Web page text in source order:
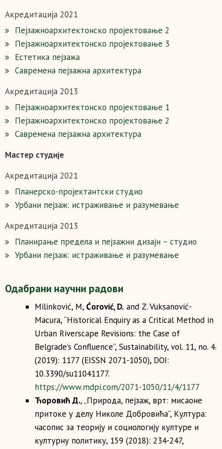
Акредитација 2021
Пејзажноархитектонско пројектовање 2
Пејзажноархитектонско пројектовање 3
Естетика пејзажа
Савремена пејзажна архитектура
Акредитација 2013
Пејзажноархитектонско пројектовање 1
Пејзажноархитектонско пројектовање 2
Савремена пејзажна архитектура
Мастер студије
Акредитација 2021
Планерско-пројектантски студио
Урбани пејзаж: истраживање и разумевање
Акредитација 2013
Планирање предела и пејзажни дизајн – студио
Урбани пејзаж: истраживање и разумевање
Одабрани научни радови
Milinković, M, Ćorović, D. and Z. Vuksanović-
Macura, “Historical Enquiry as a Critical Method in
Urban Riverscape Revisions: the Case of
Belgrade’s Confluence”, Sustainability, vol. 11, no. 4.
(2019): 1177 (ЕISSN 2071-1050), DOI:
10.3390/su11041177.
https://www.mdpi.com/2071-1050/11/4/1177
Ћоровић Д., „Природа, пејзаж, врт: мисаоне
притоке у делу Николе Добровића”, Култура:
часопис за теорију и социологију културе и
културну политику, 159 (2018): 234-247,